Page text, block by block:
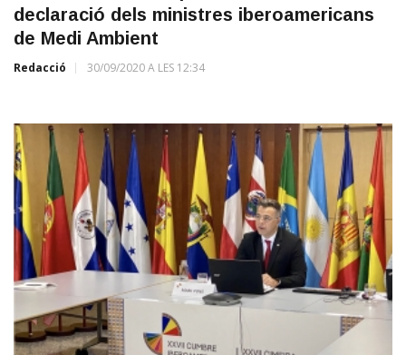
declaració dels ministres iberoamericans
de Medi Ambient
Redacció 30/09/2020 A LES 12:34